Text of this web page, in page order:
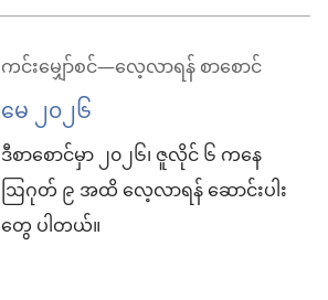
ကင်းမျှော်စင်—လေ့လာရန် စာစောင်
မေ ၂၀၂၆
ဒီစာစောင်မှာ ၂၀၂၆၊ ဇူလိုင် ၆ ကနေ
ဩဂုတ် ၉ အထိ လေ့လာရန် ဆောင်းပါး
တွေ ပါတယ်။